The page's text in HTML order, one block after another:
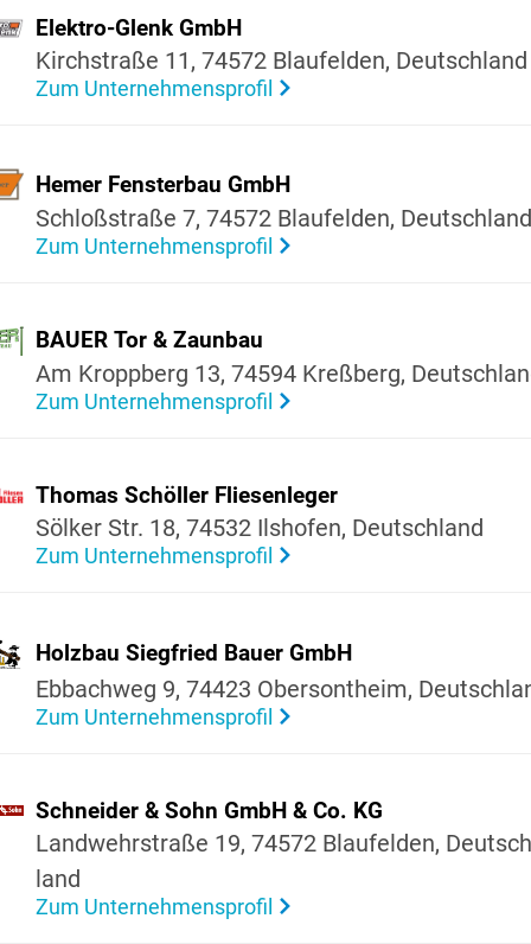
Elektro-Glenk GmbH
Kirch­straße 11, 74572 Blau­felden, Deutsch­land
Zum Unternehmensprofil
Hemer Fens­terbau GmbH
Schlo­ß­straße 7, 74572 Blau­felden, Deutsch­land
Zum Unternehmensprofil
BAUER Tor & Zaunbau
Am Kropp­berg 13, 74594 Kreß­berg,
Zum Unternehmensprofil
Thomas Schöller Flie­sen­leger
Sölker Str. 18, 74532 Ilshofen, Deutsch­land
Zum Unternehmensprofil
Holzbau Sieg­fried Bauer GmbH
Ebbachweg 9, 74423 Ober­sont­heim,
Zum Unternehmensprofil
Schneider & Sohn GmbH & Co. KG
Land­wehr­straße 19, 74572 Blau­felden,
land
Zum Unternehmensprofil